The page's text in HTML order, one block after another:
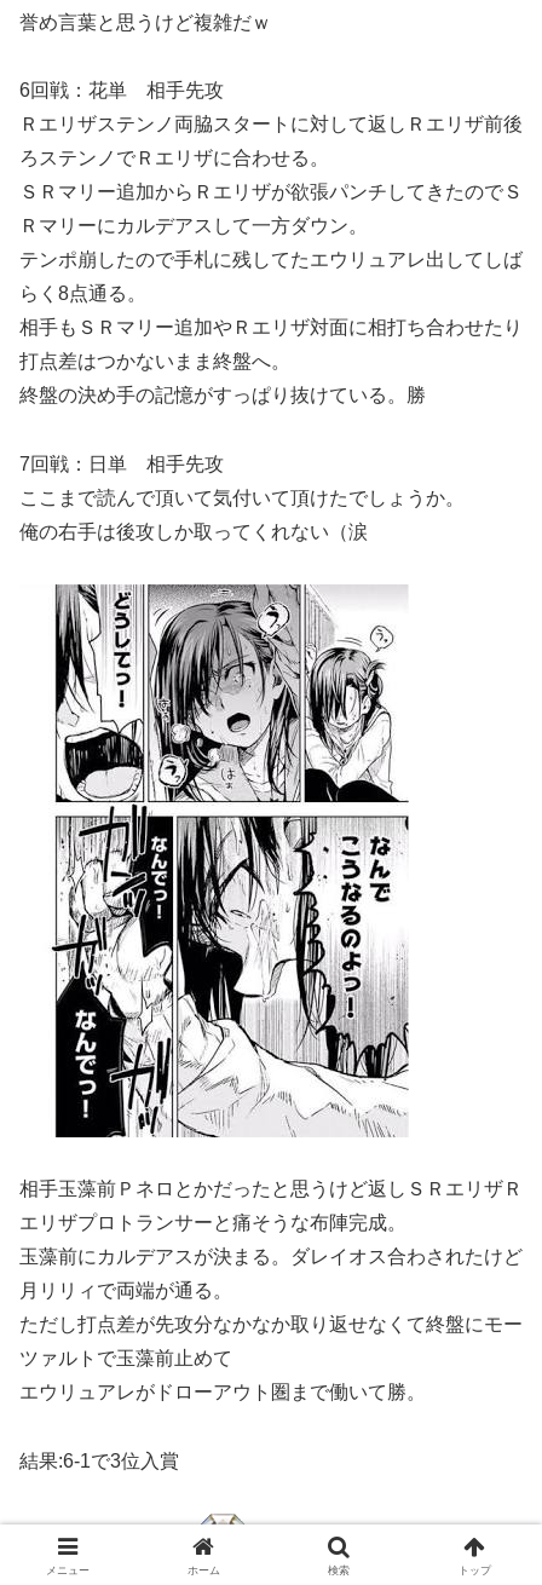
誉め言葉と思うけど複雑だｗ
6回戦：花単 相手先攻
Ｒエリザステンノ両脇スタートに対して返しＲエリザ前後
ろステンノでＲエリザに合わせる。
ＳＲマリー追加からＲエリザが欲張パンチしてきたのでＳ
Ｒマリーにカルデアスして一方ダウン。
テンポ崩したので手札に残してたエウリュアレ出してしば
らく8点通る。
相手もＳＲマリー追加やＲエリザ対面に相打ち合わせたり
打点差はつかないまま終盤へ。
終盤の決め手の記憶がすっぱり抜けている。勝
7回戦：日単 相手先攻
ここまで読んで頂いて気付いて頂けたでしょうか。
俺の右手は後攻しか取ってくれない（涙
相手玉藻前Ｐネロとかだったと思うけど返しＳＲエリザＲ
エリザプロトランサーと痛そうな布陣完成。
玉藻前にカルデアスが決まる。ダレイオス合わされたけど
月リリィで両端が通る。
ただし打点差が先攻分なかなか取り返せなくて終盤にモー
ツァルトで玉藻前止めて
エウリュアレがドローアウト圏まで働いて勝。
結果:6-1で3位入賞
メニュー ホーム 検索 トップ